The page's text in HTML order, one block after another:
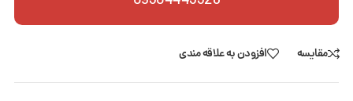
مقایسه افزودن به علاقه مندی